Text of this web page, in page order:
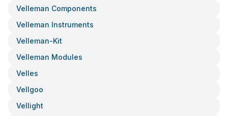
Velleman Components
Velleman Instruments
Velleman-Kit
Velleman Modules
Velles
Vellgoo
Vellight